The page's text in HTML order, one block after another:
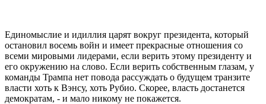
Единомыслие и идиллия царят вокруг президента, который
остановил восемь войн и имеет прекрасные отношения со
всеми мировыми лидерами, если верить этому президенту и
его окружению на слово. Если верить собственным глазам, у
команды Трампа нет повода рассуждать о будущем транзите
власти хоть к Вэнсу, хоть Рубио. Скорее, власть достанется
демократам, - и мало никому не покажется.